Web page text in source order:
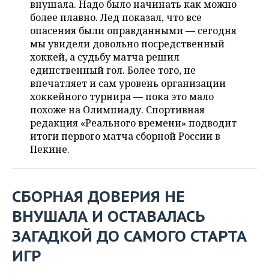
ЭНЕРГЕТИКА
ТЕЛЕКОММУНИКАЦИИ
БИЗНЕС-БРАНЧИ
ONLINE-КОНФЕРЕНЦИИ
ОТКРЫТАЯ ЛЕКЦИЯ
ФУТБОЛ
ХОККЕЙ
БАСКЕТБОЛ
ВОЛЕЙБОЛ
КИБЕРСПОРТ
ВОДНЫЕ ВИДЫ СПОРТА
ХОККЕЙ С МЯЧОМ
НОВОСТИ ОБЩЕСТВА
ВЛАСТЬ
ИНФРАСТРУКТУРА
ИСТОРИЯ
КУЛЬТУРА
ОБРАЗОВАНИЕ
ПРОИСШЕСТВИЯ
ФОТОГАЛЕРЕЯ
СЮЖЕТЫ
СПРАВОЧНИК
СПИСОК ПЕРСОН
СПИСОК КОМПАНИЙ
ПОЛНАЯ ВЕРСИЯ
внушала. Надо было начинать как можно
более плавно. Лед показал, что все
опасения были оправданными — сегодня
мы увидели довольно посредственный
хоккей, а судьбу матча решил
единственный гол. Более того, не
впечатляет и сам уровень организации
хоккейного турнира — пока это мало
похоже на Олимпиаду. Спортивная
редакция «Реального времени» подводит
итоги первого матча сборной России в
Пекине.
СБОРНАЯ ДОВЕРИЯ НЕ
ВНУШАЛА И ОСТАВАЛАСЬ
ЗАГАДКОЙ ДО САМОГО СТАРТА
ИГР